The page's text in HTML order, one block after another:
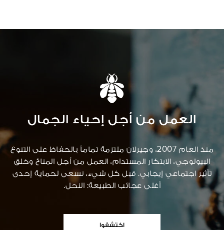
العمل من أجل إحياء الجمال
منذ العام 2007، وجيرلان ملتزمة تماماً بالحفاظ على التنوع
البيولوجي، الابتكار المستدام، العمل من أجل المناخ وخلق
تأثير اجتماعي إيجابي. قبل كل شيء، نسعى لحماية إحدى
أغلى عجائب الطبيعة: النحل.
اكتشفوا